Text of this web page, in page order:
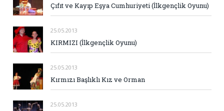
Çıfıt ve Kayıp Eşya Cumhuriyeti (İlkgençlik Oyunu)
25.05.2013
KIRMIZI (İlkgençlik Oyunu)
25.05.2013
Kırmızı Başlıklı Kız ve Orman
25.05.2013